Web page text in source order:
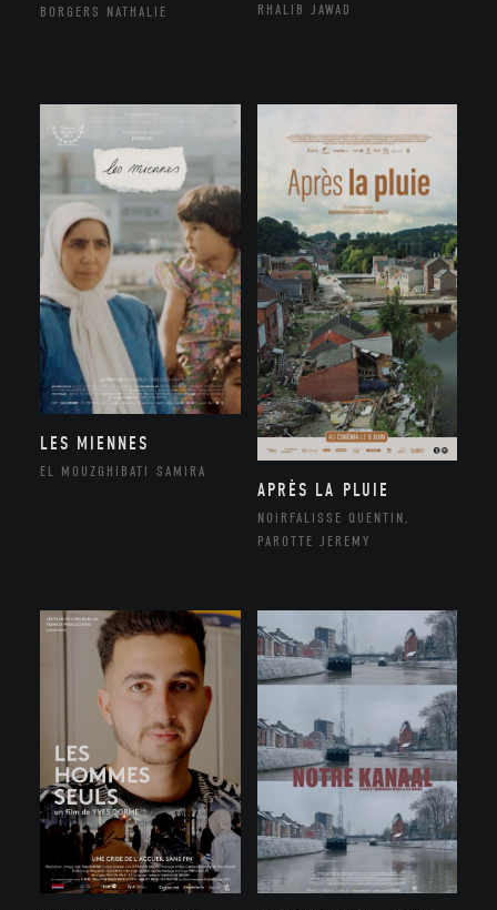
BORGERS NATHALIE RHALIB JAWAD
LES MIENNES
EL MOUZGHIBATI SAMIRA
APRÈS LA PLUIE
NOIRFALISSE QUENTIN,
PAROTTE JEREMY